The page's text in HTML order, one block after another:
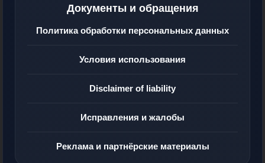
Документы и обращения
Политика обработки персональных данных
Условия использования
Disclaimer of liability
Исправления и жалобы
Реклама и партнёрские материалы